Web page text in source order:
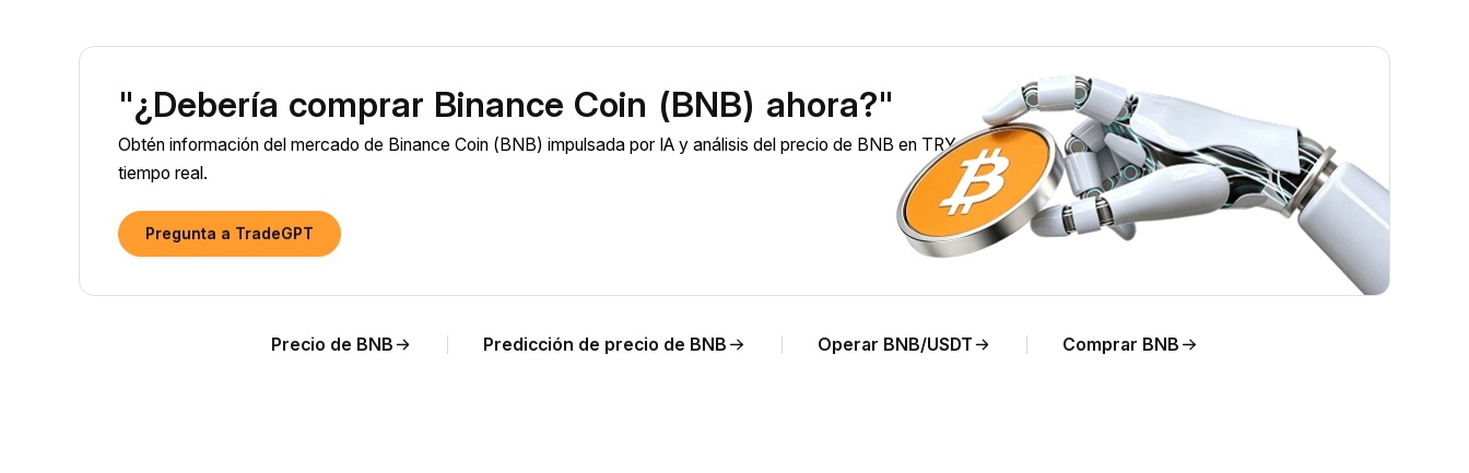
"¿Debería comprar Binance Coin (BNB) ahora?"
Obtén información del mercado de Binance Coin (BNB) impulsada por IA y análisis del precio de BNB en TRY en
tiempo real.
Pregunta a TradeGPT
Precio de BNB Predicción de precio de BNB Operar BNB/USDT Comprar BNB